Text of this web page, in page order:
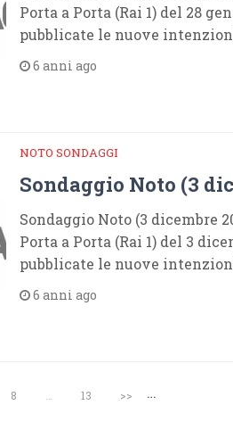
Porta a Porta (Rai 1) del 28
pubblicate le nuove
6 anni ago
NOTO SONDAGGI
Sondaggio Noto (3
Sondaggio Noto (3 dicembre
Porta a Porta (Rai 1) del 3
pubblicate le nuove
6 anni ago
…
8 13 >>